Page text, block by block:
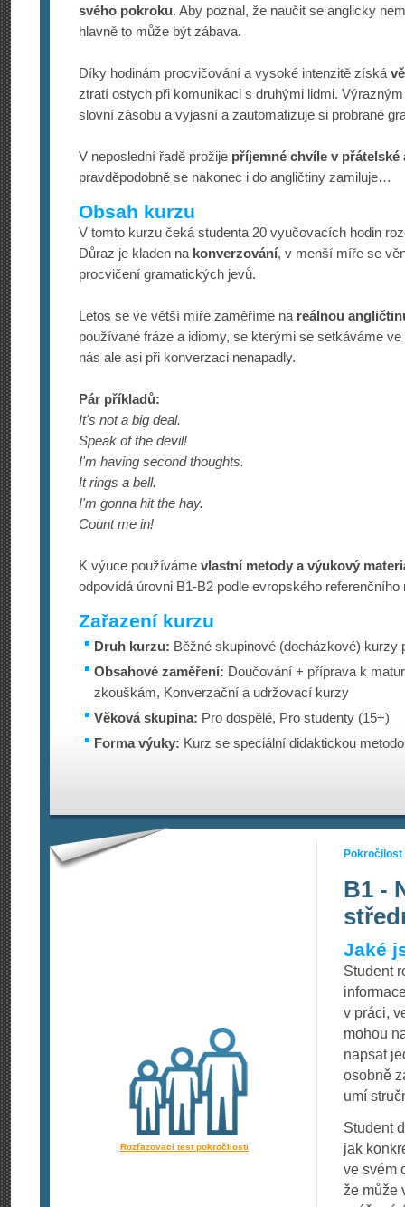
svého pokroku. Aby poznal, že naučit se anglicky
hlavně to může být zábava.
Díky hodinám procvičování a vysoké intenzitě získá
ztratí ostych při komunikaci s druhými lidmi.
slovní zásobu a vyjasní a zautomatizuje si probrané
V neposlední řadě prožije příjemné chvíle v přátelské
pravděpodobně se nakonec i do angličtiny zamiluje…
Obsah kurzu
V tomto kurzu čeká studenta 20 vyučovacích hodin
Důraz je kladen na konverzování, v menší míře se
procvičení gramatických jevů.
Letos se ve větší míře zaměříme na reálnou
používané fráze a idiomy, se kterými se setkáváme
nás ale asi při konverzaci nenapadly.
Pár příkladů:
It's not a big deal.
Speak of the devil!
I'm having second thoughts.
It rings a bell.
I'm gonna hit the hay.
Count me in!
K výuce používáme vlastní metody a výukový
odpovídá úrovni B1-B2 podle evropského referenčního
Zařazení kurzu
Druh kurzu: Běžné skupinové (docházkové) kurzy
Obsahové zaměření: Doučování + příprava k
zkouškám, Konverzační a udržovací kurzy
Věková skupina: Pro dospělé, Pro studenty (15+)
Forma výuky: Kurz se speciální didaktickou
Pokročilost
B1 -
Jaké
Student
v práci,
mohou
napsat
osobně
umí
Student
jak
ve svém
že může
Rozřazovací test pokročilosti